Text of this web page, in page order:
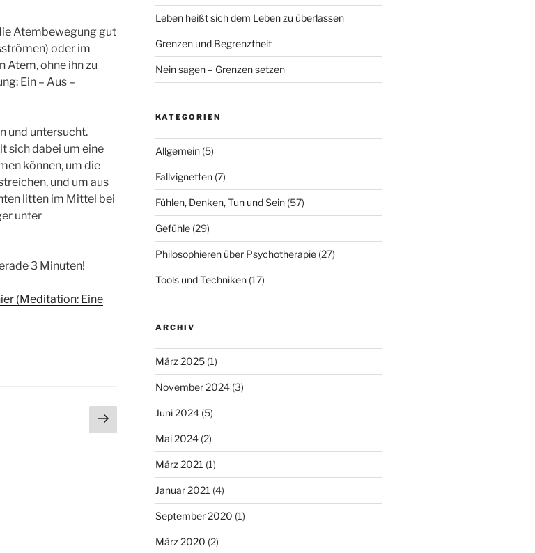
Atembewegung gut
oder im
Atem, ohne ihn zu
Ein – Aus –
und untersucht.
sich dabei um eine
können, um die
und um aus
litten im Mittel bei
unter
3 Minuten!
(Meditation: Eine
Nächste
Seite
Leben heißt sich dem Leben zu überlassen
Grenzen und Begrenztheit
Nein sagen – Grenzen setzen
KATEGORIEN
Allgemein(5)
Fallvignetten(7)
Fühlen, Denken, Tun und Sein(57)
Gefühle(29)
Philosophieren über Psychotherapie(27)
Tools und Techniken(17)
ARCHIV
März 2025(1)
November 2024(3)
Juni 2024(5)
Mai 2024(2)
März 2021 (1)
Januar 2021 (4)
September 2020 (1)
März 2020 (2)